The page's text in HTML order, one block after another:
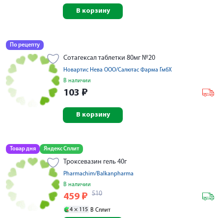
В корзину
По рецепту
Сотагексал таблетки 80мг №20
Новартис Нева ООО/Салютас Фарма ГмбХ
В наличии
103 ₽
В корзину
Товар дня Яндекс Сплит
Троксевазин гель 40г
Pharmachim/Balkanpharma
В наличии
459 ₽ 510
4 × 115 В Сплит